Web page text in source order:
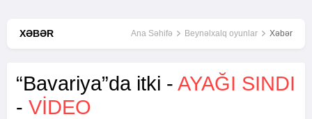
XƏBƏR Ana Səhifə Beynəlxalq oyunlar Xəbər
“Bavariya”da itki - AYAĞI SINDI
- VİDEO